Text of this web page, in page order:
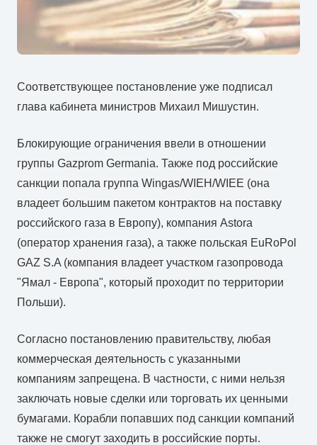
Соответствующее постановление уже подписал
глава кабинета министров Михаил Мишустин.
Блокирующие ограничения ввели в отношении
группы Gazprom Germania. Также под российские
санкции попала группа Wingas/WIEH/WIEE (она
владеет большим пакетом контрактов на поставку
российского газа в Европу), компания Astora
(оператор хранения газа), а также польская EuRoPol
GAZ S.A (компания владеет участком газопровода
"Ямал - Европа", который проходит по территории
Польши).
Согласно постановлению правительству, любая
коммерческая деятельность с указанными
компаниям запрещена. В частности, с ними нельзя
заключать новые сделки или торговать их ценными
бумагами. Корабли попавших под санкции компаний
также не смогут заходить в российские порты.